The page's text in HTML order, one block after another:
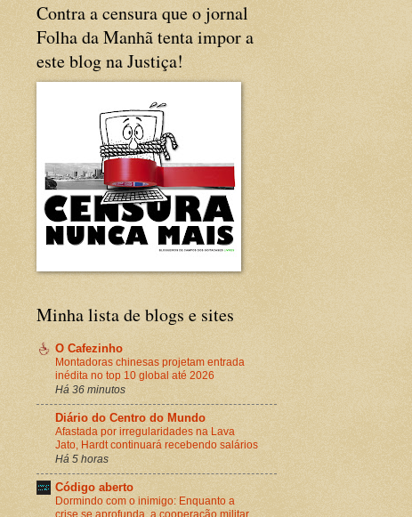
Contra a censura que o jornal
Folha da Manhã tenta impor a
este blog na Justiça!
Minha lista de blogs e sites
O Cafezinho
Montadoras chinesas projetam entrada
inédita no top 10 global até 2026
Há 36 minutos
Diário do Centro do Mundo
Afastada por irregularidades na Lava
Jato, Hardt continuará recebendo salários
Há 5 horas
Código aberto
Dormindo com o inimigo: Enquanto a
crise se aprofunda, a cooperação militar